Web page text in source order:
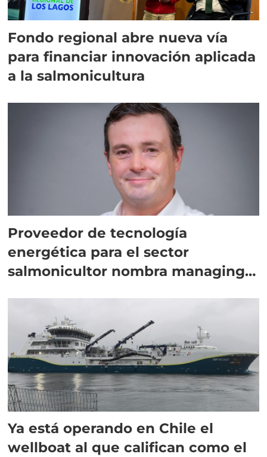
Fondo regional abre nueva vía
para financiar innovación aplicada
a la salmonicultura
Proveedor de tecnología
energética para el sector
salmonicultor nombra managing
Ya está operando en Chile el
wellboat al que califican como el